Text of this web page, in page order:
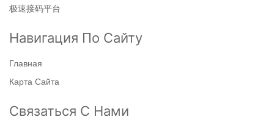
极速接码平台
Навигация По Сайту
Главная
Карта Сайта
Связаться С Нами